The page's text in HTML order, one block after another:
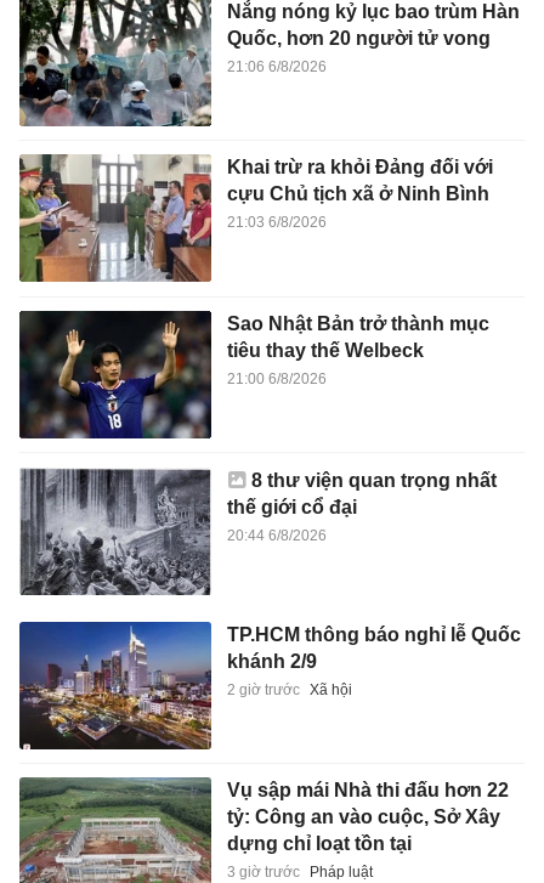
Nắng nóng kỷ lục bao trùm Hàn
Quốc, hơn 20 người tử vong
21:06 6/8/2026
Khai trừ ra khỏi Đảng đối với
cựu Chủ tịch xã ở Ninh Bình
21:03 6/8/2026
Sao Nhật Bản trở thành mục
tiêu thay thế Welbeck
21:00 6/8/2026
8 thư viện quan trọng nhất
thế giới cổ đại
20:44 6/8/2026
TP.HCM thông báo nghỉ lễ Quốc
khánh 2/9
2 giờ trước Xã hội
Vụ sập mái Nhà thi đấu hơn 22
tỷ: Công an vào cuộc, Sở Xây
dựng chỉ loạt tồn tại
3 giờ trước Pháp luật